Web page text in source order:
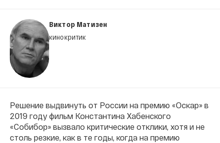
Виктор Матизен
кинокритик
Решение выдвинуть от России на премию «Оскар» в
2019 году фильм Константина Хабенского
«Собибор» вызвало критические отклики, хотя и не
столь резкие, как в те годы, когда на премию